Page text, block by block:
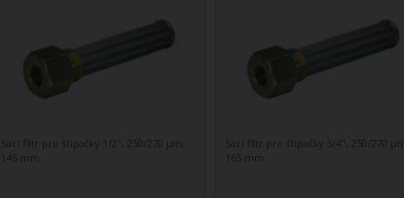
Sací filtr pro štípačky 1/2", 250/270 µm,
145 mm
Sací filtr pro štípačky 3/4", 250/270 µm,
165 mm